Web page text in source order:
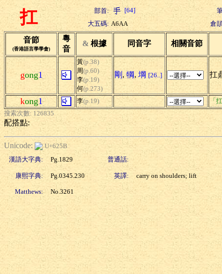
扛 部首: [64]
大五碼: A6AA 倉
音節
(香港語言學學會)
粵
音
& 根據 同音字 相關音節
gong1
黃(p.38)
周(p.60)
李(p.19)
何(p.273)
剛, 犅, 堈 [26..] 扛
kong1 李(p.19)
「
搜索次數: 126835
配搭點:
Unicode:
U+625B
漢語大字典:
Pg.1829 普通話:
康熙字典: Pg.0345.230 英譯: carry on shoulders; lift
Matthews: No.3261